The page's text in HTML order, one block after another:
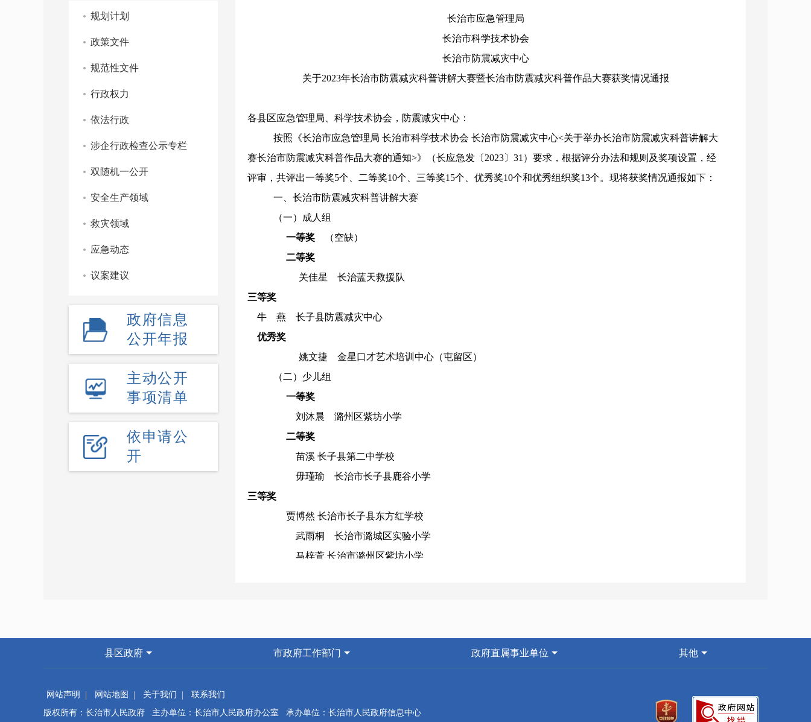
规划计划
政策文件
规范性文件
行政权力
依法行政
涉企行政检查公示专栏
双随机一公开
安全生产领域
救灾领域
应急动态
议案建议
政府信息
公开年报
主动公开
事项清单
依申请公
开
长治市应急管理局
长治市科学技术协会
长治市防震减灾中心
关于2023年长治市防震减灾科普讲解大赛暨长治市防震减灾科普作品大赛获奖情况通报
各县区应急管理局、科学技术协会，防震减灾中心：
按照《长治市应急管理局 长治市科学技术协会 长治市防震减灾中心<关于举办长治市防震减灾科普讲解大
赛长治市防震减灾科普作品大赛的通知>》（长应急发〔2023〕31）要求，根据评分办法和规则及奖项设置，经
评审，共评出一等奖5个、二等奖10个、三等奖15个、优秀奖10个和优秀组织奖13个。现将获奖情况通报如下：
一、 长治市防震减灾科普讲解大赛
（一）成人组
一等奖
（空缺）
二等奖
关佳星 长治蓝天救援队
三等奖
牛 燕 长子县防震减灾中心
优秀奖
姚文捷 金星口才艺术培训中心（屯留区）
（二）少儿组
一等奖
刘沐晨 潞州区紫坊小学
二等奖
苗溪 长子县第二中学校
毋瑾瑜 长治市长子县鹿谷小学
三等奖
贾博然 长治市长子县东方红学校
武雨桐 长治市潞城区实验小学
马梓萱 长治市潞州区紫坊小学
《防震减灾，科普先行》 长治市屯留区李高中心学校 王欣
《防震减灾宣传海报》 襄垣县王桥镇五阳小学 朱艳君 范发龙
县区政府 市政府工作部门 政府直属事业单位 其他
网站声明 网站地图 关于我们
联系我们
版权所有：长治市人民政府 主办单位：长治市人民政府办公室 承办单位：长治市人民政府信息中心